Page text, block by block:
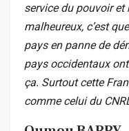
service du pouvoir et
malheureux, c’est
pays en panne de
pays occidentaux
ça. Surtout cette
comme celui du